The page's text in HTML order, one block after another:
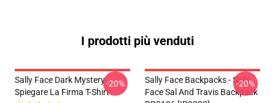
I prodotti più venduti
Sally Face Dark Mystery
Spiegare La Firma T-Shirt
-20%
Sally Face Backpacks - Sally
Face Sal And Travis Backpack
-20%